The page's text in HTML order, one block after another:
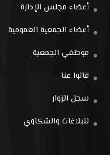
أعضاء مجلس الإدارة
أعضاء الجمعية العمومية
موظفي الجمعية
قالوا عنا
سجل الزوار
للبلاغات والشكاوي